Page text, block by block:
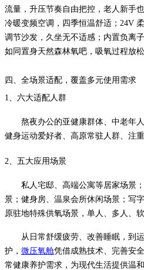
流量，升压节奏自由把控，老人新手也
冷暖变频空调，四季恒温舒适；24V
调节沙发，久坐无不适感；内置负离
如同置身天然森林氧吧，吸氧过程放松
四、全场景适配，覆盖多元使用需求
1、六大适配人群
熬夜办公的亚健康群体、中老年
健身运动爱好者、高原常驻人群、注
2、 五大应用场景
私人宅邸、高端公寓等居家场景
景；健身房、温泉会所休闲场景；写
原驻地特殊供氧场景，单人、多人、
从日常舒缓疲劳、改善睡眠，到
护， 微压氧舱凭借成熟技术、完善安
常健康养护需求，为现代生活提供温